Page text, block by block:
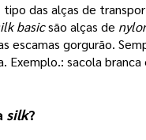
das alças de
basic são alças de
escamas gorgurão.
Exemplo.: sacola branca
silk?